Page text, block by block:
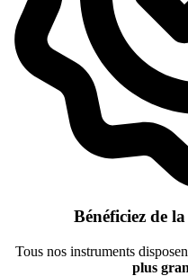
Bénéficiez de
Tous nos instruments
plus